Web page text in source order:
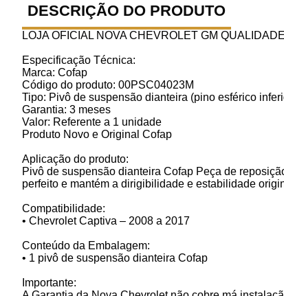
DESCRIÇÃO DO PRODUTO
LOJA OFICIAL NOVA CHEVROLET GM
Especificação Técnica:
Marca: Cofap
Código do produto: 00PSC04023M
Tipo: Pivô de suspensão dianteira (pino esférico
Garantia: 3 meses
Valor: Referente a 1 unidade
Produto Novo e Original Cofap
Aplicação do produto:
Pivô de suspensão dianteira Cofap Peça de
perfeito e mantém a dirigibilidade e estabilidade
Compatibilidade:
• Chevrolet Captiva – 2008 a 2017
Conteúdo da Embalagem:
• 1 pivô de suspensão dianteira Cofap
Importante: